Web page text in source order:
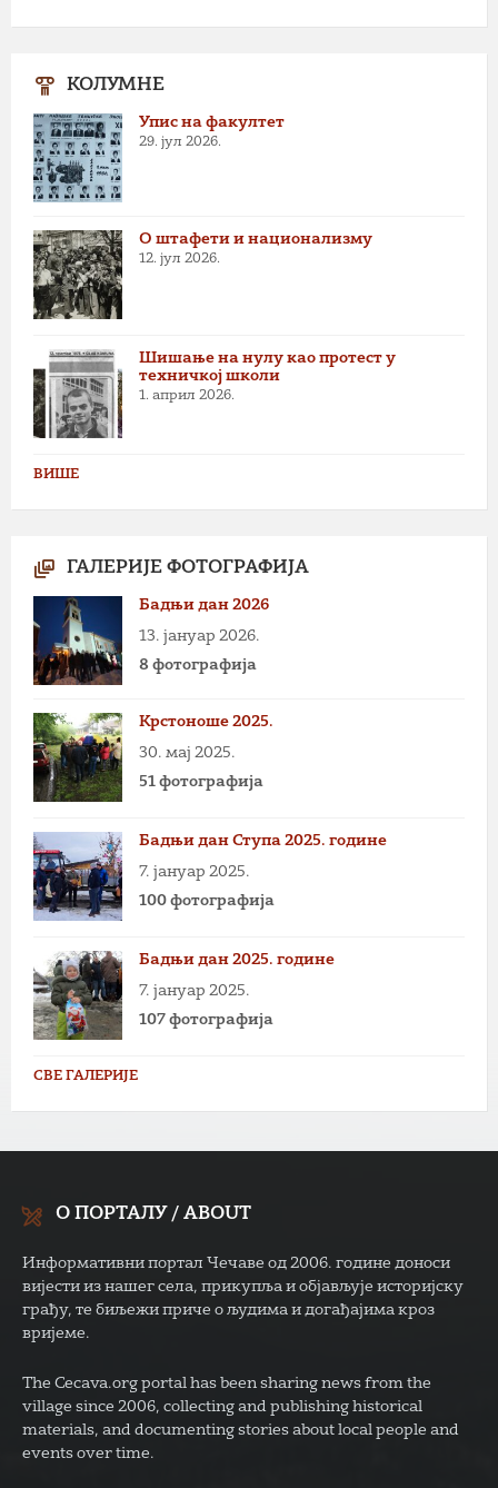
КОЛУМНЕ
Упис на факултет
29. јул 2026.
О штафети и национализму
12. јул 2026.
Шишање на нулу као протест у
техничкој школи
1. април 2026.
ВИШЕ
ГАЛЕРИЈЕ ФОТОГРАФИЈА
Бадњи дан 2026
13. јануар 2026.
8 фотографија
Крстоноше 2025.
30. мај 2025.
51 фотографија
Бадњи дан Ступа 2025. године
7. јануар 2025.
100 фотографија
Бадњи дан 2025. године
7. јануар 2025.
107 фотографија
СВЕ ГАЛЕРИЈЕ
О ПОРТАЛУ / ABOUT
Информативни портал Чечаве од 2006. године доноси
вијести из нашег села, прикупља и објављује историјску
грађу, те биљежи приче о људима и догађајима кроз
вријеме.
The Cecava.org portal has been sharing news from the
village since 2006, collecting and publishing historical
materials, and documenting stories about local people and
events over time.